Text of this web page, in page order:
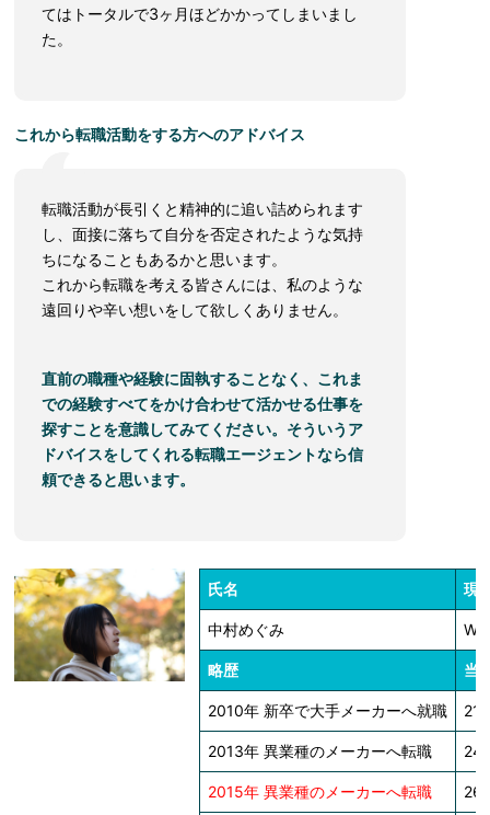
てはトータルで3ヶ月ほどかかってしまいまし
た。
これから転職活動をする方へのアドバイス
転職活動が長引くと精神的に追い詰められます
し、面接に落ちて自分を否定されたような気持
ちになることもあるかと思います。
これから転職を考える皆さんには、私のような
遠回りや辛い想いをして欲しくありません。
直前の職種や経験に固執することなく、これま
での経験すべてをかけ合わせて活かせる仕事を
探すことを意識してみてください。そういうア
ドバイスをしてくれる転職エージェントなら信
頼できると思います。
氏名 現
中村めぐみ
略歴 当
2010年 新卒で大手メーカーへ就職 21
2013年 異業種のメーカーへ転職 24
2015年 異業種のメーカーへ転職 26